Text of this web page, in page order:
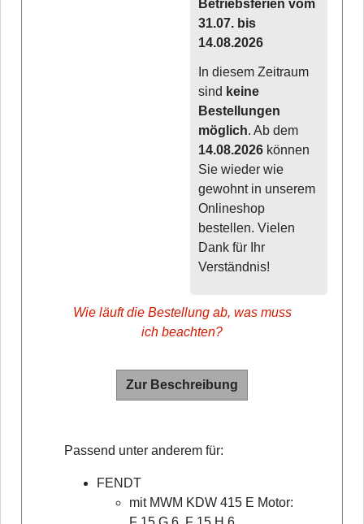
Betriebsferien vom
31.07. bis
14.08.2026
In diesem Zeitraum
sind keine
Bestellungen
möglich. Ab dem
14.08.2026 können
Sie wieder wie
gewohnt in unserem
Onlineshop
bestellen. Vielen
Dank für Ihr
Verständnis!
Wie läuft die Bestellung ab, was muss
ich beachten?
Zur Beschreibung
Passend unter anderem für:
FENDT
mit MWM KDW 415 E Motor: